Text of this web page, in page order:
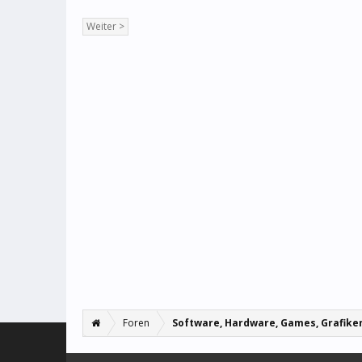
Weiter >
Foren Software, Hardware, Games,